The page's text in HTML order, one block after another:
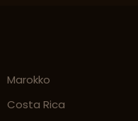
Marokko
Costa Rica